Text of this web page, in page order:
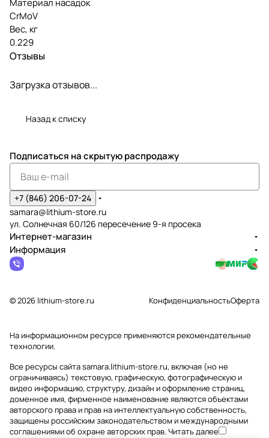
Материал насадок
CrMoV
Вес, кг
0.229
Отзывы
Загрузка отзывов...
Назад к списку
Подписаться на скрытую распродажу
+7 (846) 206-07-24
samara@lithium-store.ru
ул. Солнечная 60/126 пересечение 9-я просека
Интернет-магазин
Информация
© 2026 lithium-store.ru КонфиденциальностьОферта
На информационном ресурсе применяютсярекомендательные
технологии.
Все ресурсы сайта samara.lithium-store.ru, включая (но не
ограничиваясь) текстовую, графическую, фотографическую и
видео информацию, структуру, дизайн и оформление страниц,
доменное имя, фирменное наименование являются объектами
авторского права и прав на интеллектуальную собственность,
защищены российским законодательством и международными
соглашениями об охране авторских прав.Читать далее